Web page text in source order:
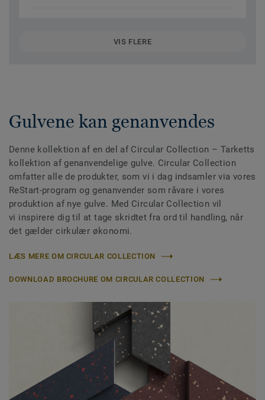
VIS FLERE
Gulvene kan genanvendes
Denne kollektion af en del af Circular Collection – Tarketts
kollektion af genanvendelige gulve. Circular Collection
omfatter alle de produkter, som vi i dag indsamler via vores
ReStart-program og genanvender som råvare i vores
produktion af nye gulve. Med Circular Collection vil
vi inspirere dig til at tage skridtet fra ord til handling, når
det gælder cirkulær økonomi.
LÆS MERE OM CIRCULAR COLLECTION
DOWNLOAD BROCHURE OM CIRCULAR COLLECTION